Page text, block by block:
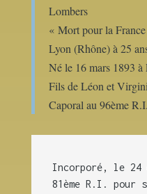
Lombers
« Mort pour la
Lyon (Rhône) à 25
Né le 16 mars 1893 à
Fils de Léon et
Caporal au 96ème R.I.
Incorporé, le 24
81ème R.I. pour